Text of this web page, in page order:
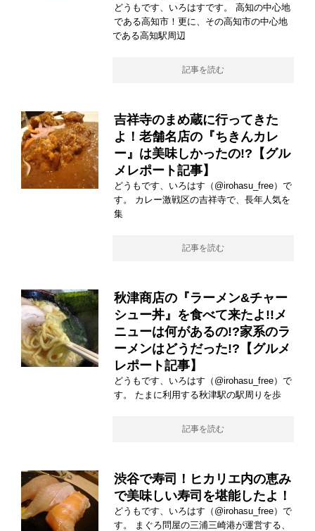
どうもです、いろはすです。 高知の中心地
である高知市！更に、その高知市の中心地
である高知駅周辺
記事を読む
吉祥寺のまめ蔵に行ってきた
よ！老舗名店の『ちきんカレ
ー』は美味しかったの!?【グル
メレポート記事】
どうもです、いろはす（@irohasu_free）で
す。 カレー激戦区の吉祥寺で、長年人気を
集
記事を読む
秋津商店の『ラーメン&チャー
シュー丼』を食べて来たよ!!メ
ニューは何があるの!?家系のラ
ーメンはどうだった!?【グルメ
レポート記事】
どうもです、いろはす（@irohasu_free）で
す。 たまに利用する秋津駅の駅周りを歩
記事を読む
渋谷で寿司！ヒカリエ内の恵み
で美味しい寿司を堪能したよ！
どうもです、いろはす（@irohasu_free）で
す。 まぐろ問屋の三浦三崎港が運営する、